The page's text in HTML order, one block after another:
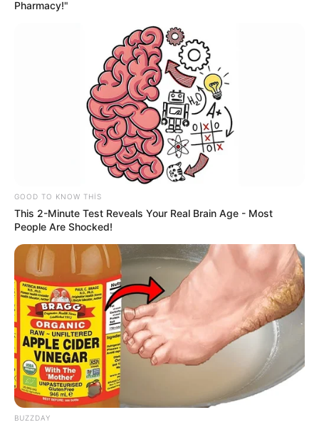
Müstəntiq şübhəli şəxsə müdafiəsini
hazırlamaq üçün vaxtverməlidirmi?
12:58 / 06 Avqust 2026 CƏMİYYƏT
Kollektorlar və BOKT əməkdaşları
borclunun ailəsiniqorxuda bilər?
81
Pharmacy!"
GOOD TO KNOW THIS
This 2-Minute Test Reveals Your Real Brain Age - Most
People Are Shocked!
BUZZDAY